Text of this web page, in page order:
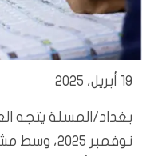
19 أبريل، 2025
بغداد/المسلة يتجه
نوفمبر